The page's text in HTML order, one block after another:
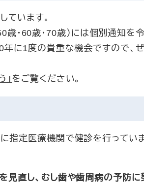
います。
歳・60歳・70歳）には個別通知を
年に1度の貴重な機会ですので、
」 をご覧ください。
定医療機関で健診を行っていま
直し、むし歯や歯周病の予防に